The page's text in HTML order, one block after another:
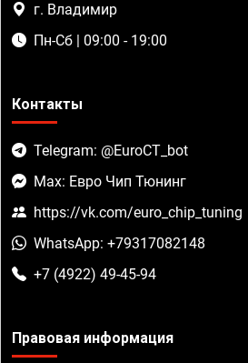
г. Владимир
Пн-Сб | 09:00 - 19:00
Контакты
Telegram: @EuroCT_bot
Max: Евро Чип Тюнинг
https://vk.com/euro_chip_tuning
WhatsApp: +79317082148
+7 (4922) 49-45-94
Правовая информация